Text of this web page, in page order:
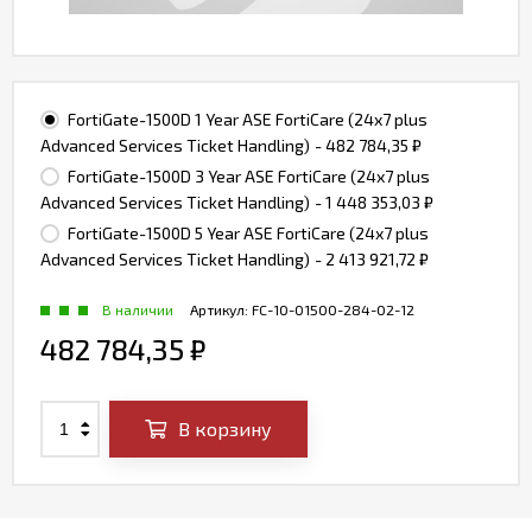
FortiGate-1500D 1 Year ASE FortiCare (24x7 plus
Advanced Services Ticket Handling) - 482 784,35 ₽
FortiGate-1500D 3 Year ASE FortiCare (24x7 plus
Advanced Services Ticket Handling) - 1 448 353,03 ₽
FortiGate-1500D 5 Year ASE FortiCare (24x7 plus
Advanced Services Ticket Handling) - 2 413 921,72 ₽
Артикул: FC-10-01500-284-02-12
В наличии
482 784,35 ₽
В корзину